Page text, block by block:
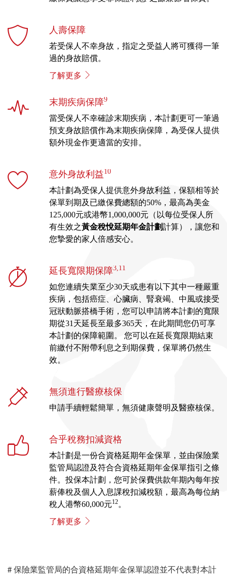
人壽保障
若受保人不幸身故，指定之受益人將可獲得一筆
過的身故賠償。
了解更多
末期疾病保障9
當受保人不幸確診末期疾病，本計劃更可一筆過
預支身故賠償作為末期疾病保障，為受保人提供
額外現金作更適當的安排。
意外身故利益10
本計劃為受保人提供意外身故利益，保額相等於
保單到期及已繳保費總額的50%，最高為美金
125,000元或港幣1,000,000元（以每位受保人所
有生效之黃金稅悅延期年金計劃計算），讓您和
您摯愛的家人倍感安心。
延長寬限期保障3,11
如您連續失業至少30天或患有以下其中一種嚴重
疾病，包括癌症、心臟病、腎衰竭、中風或接受
冠狀動脈搭橋手術，您可以申請將本計劃的寬限
期從31天延長至最多365天，在此期間您仍可享
本計劃的保障範圍。 您可以在延長寬限期結束
前繳付不附帶利息之到期保費，保單將仍然生
效。
無須進行醫療核保
申請手續輕鬆簡單，無須健康聲明及醫療核保。
合乎稅務扣減資格
本計劃是一份合資格延期年金保單，並由保險業
監管局認證及符合合資格延期年金保單指引之條
件。投保本計劃，您可於保費供款年期內每年按
薪俸稅及個人入息課稅扣減稅額，最高為每位納
稅人港幣60,000元12。
了解更多
# 保險業監管局的合資格延期年金保單認證並不代表對本計